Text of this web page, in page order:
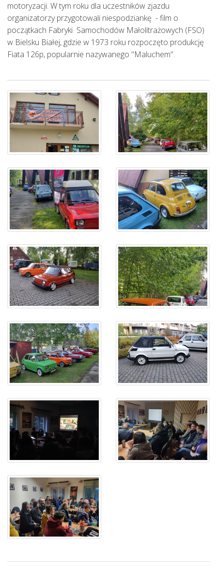
motoryzacji. W tym roku dla uczestników zjazdu
organizatorzy przygotowali niespodziankę - film o
początkach Fabryki Samochodów Małolitrażowych (FSO)
w Bielsku Białej, gdzie w 1973 roku rozpoczęto produkcję
Fiata 126p, popularnie nazywanego "Maluchem".